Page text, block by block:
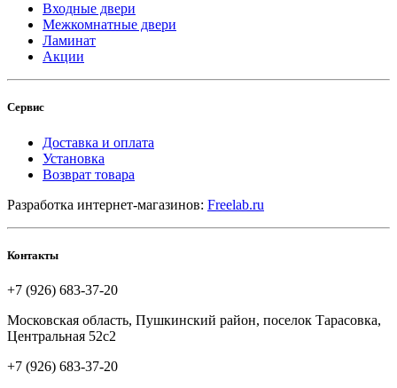
Входные двери
Межкомнатные двери
Ламинат
Акции
Сервис
Доставка и оплата
Установка
Возврат товара
Разработка интернет-магазинов: Freelab.ru
Контакты
+7 (926) 683-37-20
Московская область, Пушкинский район, поселок Тарасовка,
Центральная 52с2
+7 (926) 683-37-20